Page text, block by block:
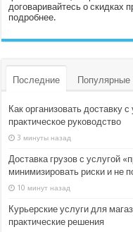
договаривайтесь о скидках
подробнее.
Последние Популярные
Как организовать доставку
практическое руководство
3 минуты назад
Доставка грузов с услугой
минимизировать риски и не
10 минут назад
Курьерские услуги для
практические решения